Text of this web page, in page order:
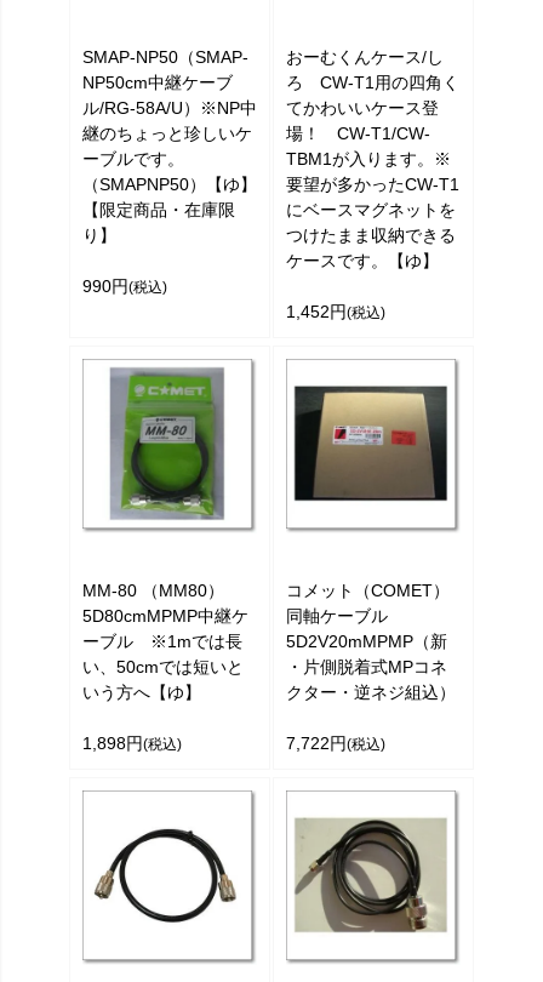
SMAP-NP50（SMAP-
NP50cm中継ケーブ
ル/RG-58A/U）※NP中
継のちょっと珍しいケ
ーブルです。
（SMAPNP50）【ゆ】
【限定商品・在庫限
り】
990円(税込)
おーむくんケース/し
ろ CW-T1用の四角く
てかわいいケース登
場！ CW-T1/CW-
TBM1が入ります。※
要望が多かったCW-T1
にベースマグネットを
つけたまま収納できる
ケースです。【ゆ】
1,452円(税込)
MM-80 （MM80）
5D80cmMPMP中継ケ
ーブル ※1mでは長
い、50cmでは短いと
いう方へ【ゆ】
1,898円(税込)
コメット（COMET）
同軸ケーブル
5D2V20mMPMP（新
・片側脱着式MPコネ
クター・逆ネジ組込）
7,722円(税込)